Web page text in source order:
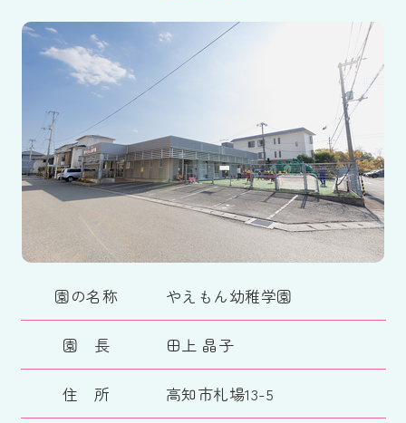
園の名称 やえもん幼稚学園
園 長 田上 晶子
住 所 高知市札場13-5